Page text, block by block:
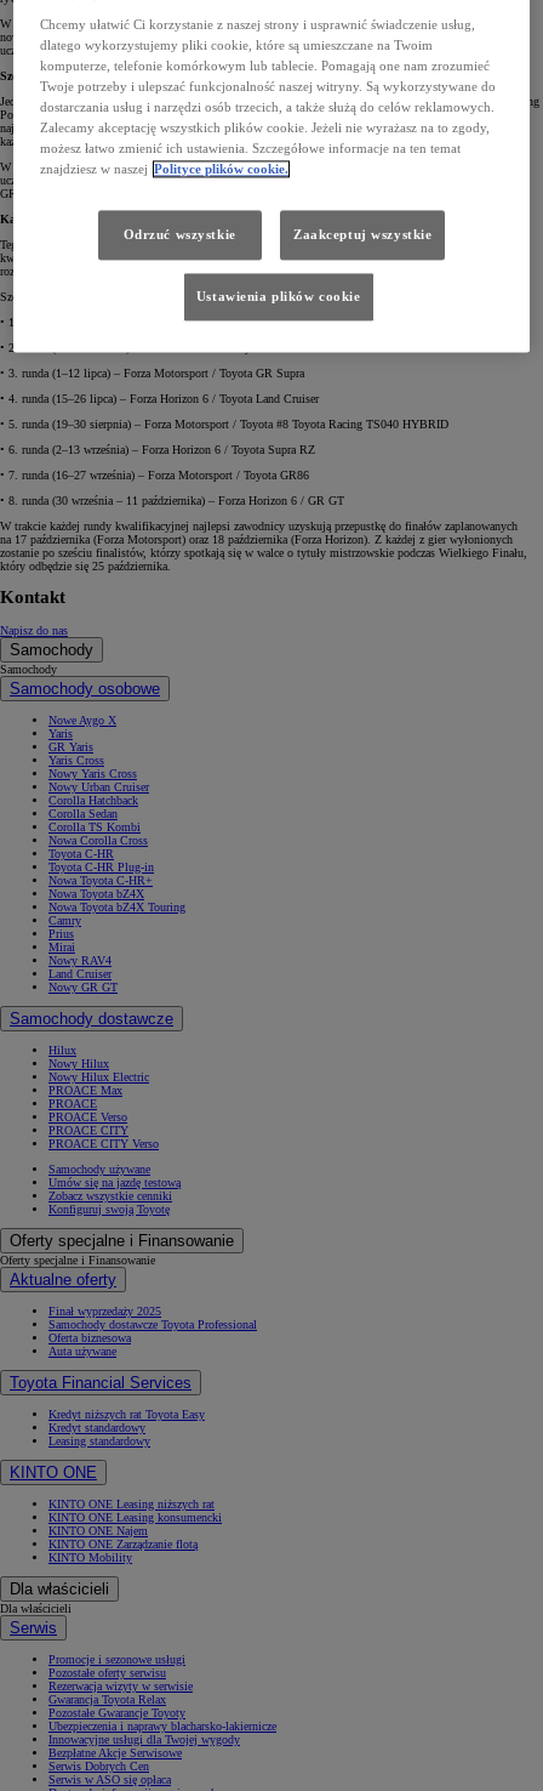
W poprzednich edycjach zawody odbywały się na platformie Forza Motorsport. Sezon 2026 przynosi jednak
nowy etap w rozwoju całego projektu, poszerzając formułę i umożliwiając udział jeszcze większej liczbie
uczestników.
Szeroka dostępność e-motorsportu
Jednym z najważniejszych założeń projektu TOYOTA GR CUP realizowanego przez TOYOTA GAZOO Racing
Polska jest popularyzowanie motorsportu oraz tworzenie przestrzeni do rozwijania sportowych pasji w jak
najbardziej przystępnej formule. Z tego względu TOYOTA GR CUP DIGITAL pozostaje serią dostępną dla
każdego gracza.
W rywalizacji mogą wziąć udział wszyscy obywatele Polski, którzy ukończyli 15 lat. Na najlepszych
uczestników czekają nagrody przewidziane przez organizatorów. Partnerami współorganizującymi TOYOTA
GR CUP DIGITAL 2026 są Forza Motorsport Polska oraz Budda Play.
Kalendarz TOYOTA GR CUP DIGITAL 2026
Tegoroczny sezon e-motorsportowej serii TOYOTA GAZOO Racing Polska obejmuje osiem rund
kwalifikacyjnych rozgrywanych naprzemiennie w Forza Motorsport oraz Forza Horizon 6. Rywalizacja
rozpocznie się już w czerwcu i potrwa do października.
Szczegółowy kalendarz fazy kwalifikacyjnej:
• 1. runda (3–14 czerwca) – Forza Motorsport / Toyota Camry TRD
• 2. runda (17–28 czerwca) – Forza Horizon 6 / Toyota GR Yaris
• 3. runda (1–12 lipca) – Forza Motorsport / Toyota GR Supra
• 4. runda (15–26 lipca) – Forza Horizon 6 / Toyota Land Cruiser
• 5. runda (19–30 sierpnia) – Forza Motorsport / Toyota #8 Toyota Racing TS040 HYBRID
• 6. runda (2–13 września) – Forza Horizon 6 / Toyota Supra RZ
• 7. runda (16–27 września) – Forza Motorsport / Toyota GR86
• 8. runda (30 września – 11 października) – Forza Horizon 6 / GR GT
W trakcie każdej rundy kwalifikacyjnej najlepsi zawodnicy uzyskują przepustkę do finałów zaplanowanych
na 17 października (Forza Motorsport) oraz 18 października (Forza Horizon). Z każdej z gier wyłonionych
zostanie po sześciu finalistów, którzy spotkają się w walce o tytuły mistrzowskie podczas Wielkiego Finału,
który odbędzie się 25 października.
Kontakt
Napisz do nas
Samochody
Samochody
Samochody osobowe
Nowe Aygo X
Yaris
GR Yaris
Yaris Cross
Nowy Yaris Cross
Nowy Urban Cruiser
Corolla Hatchback
Corolla Sedan
Corolla TS Kombi
Nowa Corolla Cross
Toyota C-HR
Toyota C-HR Plug-in
Nowa Toyota C-HR+
Nowa Toyota bZ4X
Nowa Toyota bZ4X Touring
Camry
Prius
Mirai
Nowy RAV4
Land Cruiser
Nowy GR GT
Samochody dostawcze
Hilux
Nowy Hilux
Nowy Hilux Electric
PROACE Max
PROACE
PROACE Verso
PROACE CITY
PROACE CITY Verso
Samochody używane
Umów się na jazdę testową
Zobacz wszystkie cenniki
Konfiguruj swoją Toyotę
Oferty specjalne i Finansowanie
Oferty specjalne i Finansowanie
Aktualne oferty
Finał wyprzedaży 2025
Samochody dostawcze Toyota Professional
Oferta biznesowa
Auta używane
Toyota Financial Services
Kredyt niższych rat Toyota Easy
Kredyt standardowy
Leasing standardowy
KINTO ONE
KINTO ONE Leasing niższych rat
KINTO ONE Leasing konsumencki
KINTO ONE Najem
KINTO ONE Zarządzanie flotą
KINTO Mobility
Dla właścicieli
Dla właścicieli
Serwis
Promocje i sezonowe usługi
Pozostałe oferty serwisu
Rezerwacja wizyty w serwisie
Gwarancja Toyota Relax
Pozostałe Gwarancje Toyoty
Ubezpieczenia i naprawy blacharsko-lakiernicze
Innowacyjne usługi dla Twojej wygody
Bezpłatne Akcje Serwisowe
Serwis Dobrych Cen
Serwis w ASO się opłaca
Chcemy ułatwić Ci korzystanie z naszej strony i usprawnić świadczenie usług,
dlatego wykorzystujemy pliki cookie, które są umieszczane na Twoim
komputerze, telefonie komórkowym lub tablecie. Pomagają one nam zrozumieć
Twoje potrzeby i ulepszać funkcjonalność naszej witryny. Są wykorzystywane do
dostarczania usług i narzędzi osób trzecich, a także służą do celów reklamowych.
Zalecamy akceptację wszystkich plików cookie. Jeżeli nie wyrażasz na to zgody,
możesz łatwo zmienić ich ustawienia. Szczegółowe informacje na ten temat
znajdziesz w naszej Polityce plików cookie.
Odrzuć wszystkie Zaakceptuj wszystkie
Ustawienia plików cookie